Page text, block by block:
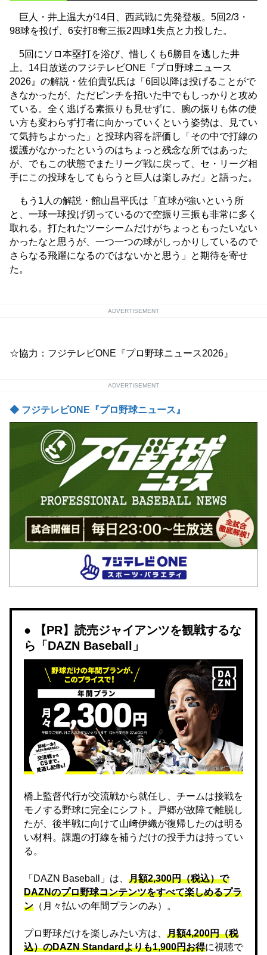
巨人・井上温大が14日、西武戦に先発登板。5回2/3・
98球を投げ、6安打8奪三振2四球1失点と力投した。
5回にソロ本塁打を浴び、惜しくも6勝目を逃した井
上。14日放送のフジテレビONE『プロ野球ニュース
2026』の解説・佐伯貴弘氏は「6回以降は投げることがで
きなかったが、ただピンチを招いた中でもしっかりと攻め
ている。全く逃げる素振りも見せずに、腕の振りも体の使
い方も変わらず打者に向かっていくという姿勢は、見てい
て気持ちよかった」と投球内容を評価し「その中で打線の
援護がなかったというのはちょっと残念な所ではあった
が、でもこの状態でまたリーグ戦に戻って、セ・リーグ相
手にこの投球をしてもらうと巨人は楽しみだ」と語った。
もう1人の解説・館山昌平氏は「直球が強いという所
と、一球一球投げ切っているので空振り三振も非常に多く
取れる。打たれたツーシームだけがちょっともったいない
かったなと思うが、一つ一つの球がしっかりしているので
さらなる飛躍になるのではないかと思う」と期待を寄せ
た。
ADVERTISEMENT
☆協力：フジテレビONE『プロ野球ニュース2026』
ADVERTISEMENT
◆ フジテレビONE『プロ野球ニュース』
【PR】読売ジャイアンツを観戦するな
ら「DAZN Baseball」
橋上監督代行が交流戦から就任し、チームは接戦を
モノする野球に完全にシフト。戸郷が故障で離脱し
たが、後半戦に向けて山﨑伊織が復帰したのは明る
い材料。課題の打線を補うだけの投手力は持ってい
る。
「DAZN Baseball」は、 月額2,300円（税込）で
DAZNのプロ野球コンテンツをすべて楽しめるプラ
ン （月々払いの年間プランのみ）。
プロ野球だけを楽しみたい方は、 月額4,200円（税
込）のDAZN Standard​よりも1,900円お得に視聴で